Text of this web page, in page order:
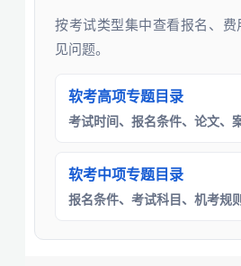
按考试类型集中查看报名、
见问题。
软考高项专题目录
考试时间、报名条件、论文、
软考中项专题目录
报名条件、考试科目、机考规